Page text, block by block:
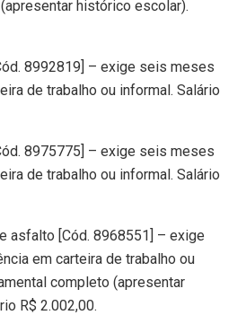
histórico escolar).
8992819] – exige seis meses
de trabalho ou informal. Salário
8975775] – exige seis meses
de trabalho ou informal. Salário
asfalto [Cód. 8968551] – exige
em carteira de trabalho ou
completo (apresentar
R$ 2.002,00.